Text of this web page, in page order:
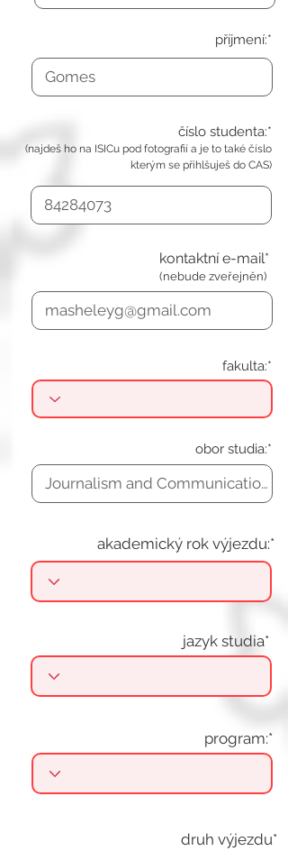
příjmení:*
číslo studenta:*
(najdeš ho na ISICu pod fotografií a je to také číslo
kterým se přihlšuješ do CAS)
kontaktní e-mail*
(nebude zveřejněn)
fakulta:*
obor studia:*
akademický rok výjezdu:*
jazyk studia*
program:*
druh výjezdu*